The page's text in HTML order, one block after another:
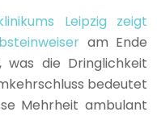
Leipzig zeigt
am Ende
was die Dringlichkeit
bedeutet
Mehrheit ambulant